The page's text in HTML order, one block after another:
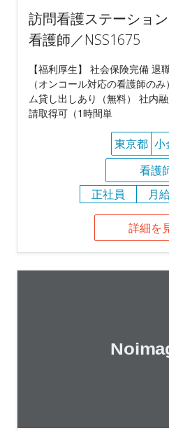
訪問看護ステーショ
看護師／NSS1675
【福利厚生】 社会保険完備 退
（オンコール対応の看護師の
ム貸し出しあり（無料） 社内
請取得可（1時間単
東京都 小
看護
正社員
月
詳細を